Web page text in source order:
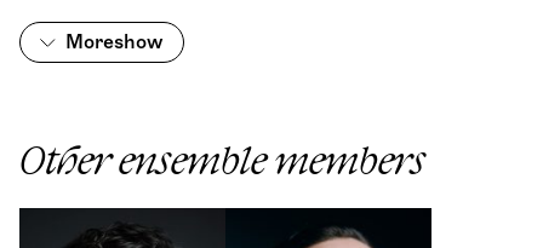
Moreshow
Other ensemble members